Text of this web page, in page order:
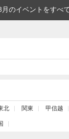
月のイベントをすべ
北 関東 甲信越